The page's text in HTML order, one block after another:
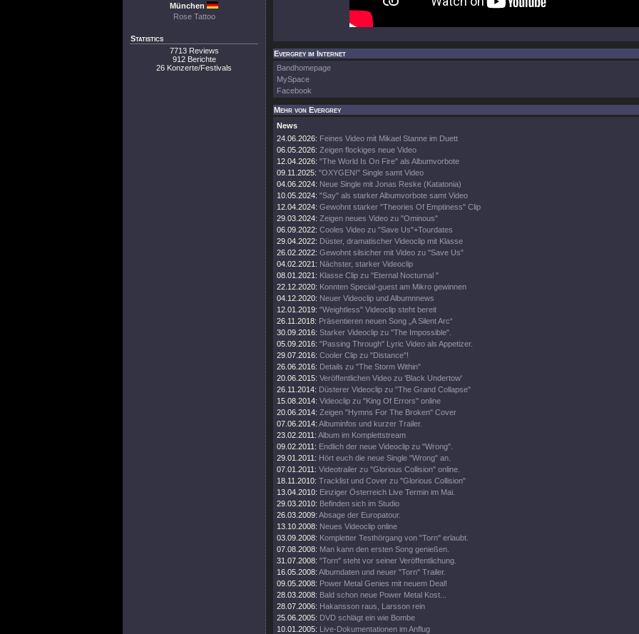
München
Rose Tattoo
Statistics
7713 Reviews
912 Berichte
26 Konzerte/Festivals
Evergrey im Internet
Bandhomepage
MySpace
Facebook
Mehr von Evergrey
News
24.06.2026: Feines Video mit Mikael Stanne im Duett
06.05.2026: Zeigen flockiges neue Video
12.04.2026: "The World Is On Fire" als Albumvorbote
09.11.2025: "OXYGEN!" Single samt Video
04.06.2024: Neue Single mit Jonas Reske (Katatonia)
10.05.2024: "Say" als starker Albumvorbote samt Video
12.04.2024: Gewohnt starker "Theories Of Emptiness" Clip
29.03.2024: Zeigen neues Video zu "Ominous"
06.09.2022: Cooles Video zu "Save Us"+Tourdates
29.04.2022: Düster, dramatischer Videoclip mit Klasse
26.02.2022: Gewohnt silsicher mit Video zu "Save Us"
04.02.2021: Nächster, starker Videoclip
08.01.2021: Klasse Clip zu "Eternal Nocturnal "
22.12.2020: Konnten Special-guest am Mikro gewinnen
04.12.2020: Neuer Videoclip und Albumnnews
12.01.2019: "Weightless" Videoclip steht bereit
26.11.2018: Präsentieren neuen Song „A Silent Arc“
30.09.2016: Starker Videoclip zu "The Impossible".
05.09.2016: "Passing Through" Lyric Video als Appetizer.
29.07.2016: Cooler Clip zu "Distance"!
26.06.2016: Details zu "The Storm Within"
20.06.2015: Veröffentlichen Video zu 'Black Undertow'
26.11.2014: Düsterer Videoclip zu "The Grand Collapse"
15.08.2014: Videoclip zu "King Of Errors" online
20.06.2014: Zeigen "Hymns For The Broken" Cover
07.06.2014: Albuminfos und kurzer Trailer.
23.02.2011: Album im Komplettstream
09.02.2011: Endlich der neue Videoclip zu "Wrong".
29.01.2011: Hört euch die neue Single "Wrong" an.
07.01.2011: Videotrailer zu "Glorious Collision" online.
18.11.2010: Tracklist und Cover zu "Glorious Collision"
13.04.2010: Einziger Österreich Live Termin im Mai.
29.03.2010: Befinden sich im Studio
26.03.2009: Absage der Europatour.
13.10.2008: Neues Videoclip online
03.09.2008: Kompletter Testhörgang von "Torn" erlaubt.
07.08.2008: Man kann den ersten Song genießen.
31.07.2008: "Torn" steht vor seiner Veröffentlichung.
16.05.2008: Albumdaten und neuer "Torn" Trailer.
09.05.2008: Power Metal Genies mit neuem Deal!
28.03.2008: Bald schon neue Power Metal Kost...
28.07.2006: Hakansson raus, Larsson rein
25.06.2005: DVD schlägt ein wie Bombe
10.01.2005: Live-Dokumentationen im Anflug